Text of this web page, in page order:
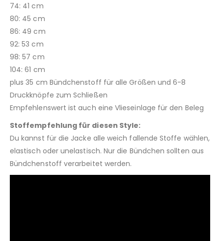
74: 41 cm
80: 45 cm
86: 49 cm
92: 53 cm
98: 57 cm
104: 61 cm
plus 35 cm Bündchenstoff für alle Größen und 6-8
Druckknöpfe zum Schließen
Empfehlenswert ist auch eine Vlieseinlage für den Beleg
Stoffempfehlung für diesen Style:
Du kannst für die Jacke alle weich fallende Stoffe wählen,
elastisch oder unelastisch. Nur die Bündchen sollten aus
Bündchenstoff verarbeitet werden.